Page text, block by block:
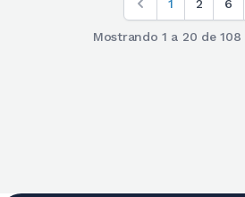
1 2 6
Mostrando1 a 20 de108